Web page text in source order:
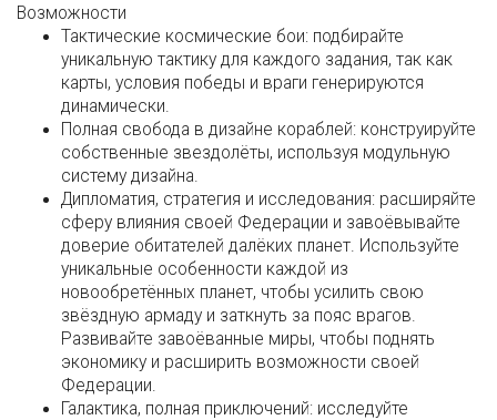
Возможности
Тактические космические бои: подбирайте
уникальную тактику для каждого задания, так как
карты, условия победы и враги генерируются
динамически.
Полная свобода в дизайне кораблей: конструируйте
собственные звездолёты, используя модульную
систему дизайна.
Дипломатия, стратегия и исследования: расширяйте
сферу влияния своей Федерации и завоёвывайте
доверие обитателей далёких планет. Используйте
уникальные особенности каждой из
новообретённых планет, чтобы усилить свою
звёздную армаду и заткнуть за пояс врагов.
Развивайте завоёванные миры, чтобы поднять
экономику и расширить возможности своей
Федерации.
Галактика, полная приключений: исследуйте